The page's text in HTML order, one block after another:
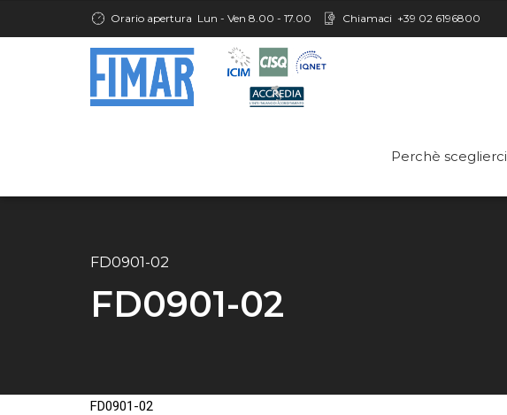
Orario apertura Lun - Ven 8.00 - 17.00 Chiamaci +39 02 6196800
Perchè sceglierci
FD0901-02
FD0901-02
FD0901-02